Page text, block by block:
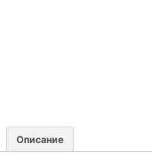
Описание